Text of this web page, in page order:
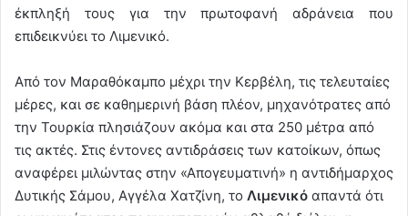
έκπληξή τους για την πρωτοφανή αδράνεια που
επιδεικνύει το Λιμενικό.
Από τον Μαραθόκαμπο μέχρι την Κερβέλη, τις τελευταίες
μέρες, και σε καθημερινή βάση πλέον, μηχανότρατες από
την Τουρκία πλησιάζουν ακόμα και στα 250 μέτρα από
τις ακτές. Στις έντονες αντιδράσεις των κατοίκων, όπως
αναφέρει μιλώντας στην «Απογευματινή» η αντιδήμαρχος
Δυτικής Σάμου, Αγγέλα Χατζίνη, το Λιμενικό απαντά ότι